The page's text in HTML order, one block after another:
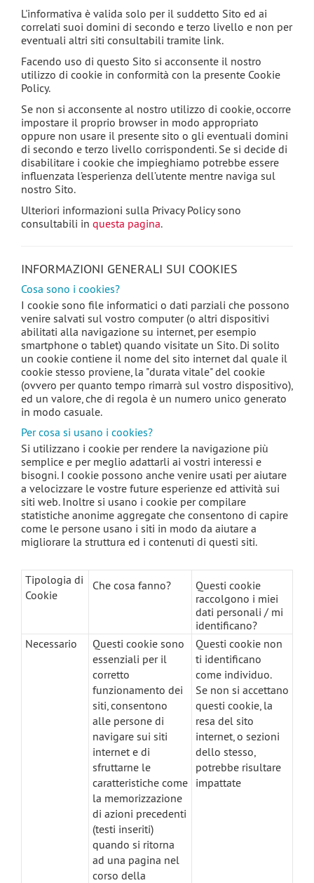
L'informativa è valida solo per il suddetto Sito ed ai
correlati suoi domini di secondo e terzo livello e non per
eventuali altri siti consultabili tramite link.
Facendo uso di questo Sito si acconsente il nostro
utilizzo di cookie in conformità con la presente Cookie
Policy.
Se non si acconsente al nostro utilizzo di cookie, occorre
impostare il proprio browser in modo appropriato
oppure non usare il presente sito o gli eventuali domini
di secondo e terzo livello corrispondenti. Se si decide di
disabilitare i cookie che impieghiamo potrebbe essere
influenzata l’esperienza dell’utente mentre naviga sul
nostro Sito.
Ulteriori informazioni sulla Privacy Policy sono
consultabili in questa pagina.
INFORMAZIONI GENERALI SUI COOKIES
Cosa sono i cookies?
I cookie sono file informatici o dati parziali che possono
venire salvati sul vostro computer (o altri dispositivi
abilitati alla navigazione su internet, per esempio
smartphone o tablet) quando visitate un Sito. Di solito
un cookie contiene il nome del sito internet dal quale il
cookie stesso proviene, la "durata vitale" del cookie
(ovvero per quanto tempo rimarrà sul vostro dispositivo),
ed un valore, che di regola è un numero unico generato
in modo casuale.
Per cosa si usano i cookies?
Si utilizzano i cookie per rendere la navigazione più
semplice e per meglio adattarli ai vostri interessi e
bisogni. I cookie possono anche venire usati per aiutare
a velocizzare le vostre future esperienze ed attività sui
siti web. Inoltre si usano i cookie per compilare
statistiche anonime aggregate che consentono di capire
come le persone usano i siti in modo da aiutare a
migliorare la struttura ed i contenuti di questi siti.
Tipologia di
Cookie
Che cosa fanno?
Questi cookie
raccolgono i miei
dati personali / mi
identificano?
Necessario
Questi cookie sono
essenziali per il
corretto
funzionamento dei
siti, consentono
alle persone di
navigare sui siti
internet e di
sfruttarne le
caratteristiche come
la memorizzazione
di azioni precedenti
(testi inseriti)
quando si ritorna
ad una pagina nel
corso della
Questi cookie non
ti identificano
come individuo.
Se non si accettano
questi cookie, la
resa del sito
internet, o sezioni
dello stesso,
potrebbe risultare
impattate